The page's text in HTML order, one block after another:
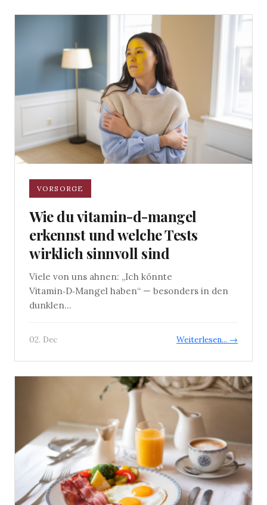
VORSORGE
Wie du vitamin-d-mangel
erkennst und welche Tests
wirklich sinnvoll sind
Viele von uns ahnen: „Ich könnte
Vitamin‑D‑Mangel haben“ — besonders in den
dunklen...
02. Dec Weiterlesen... →